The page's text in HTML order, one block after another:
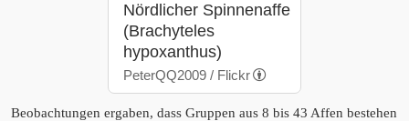
Nördlicher Spinnenaffe
(Brachyteles
hypoxanthus)
PeterQQ2009 / Flickr
Beobachtungen ergaben, dass Gruppen aus 8 bis 43 Affen bestehen